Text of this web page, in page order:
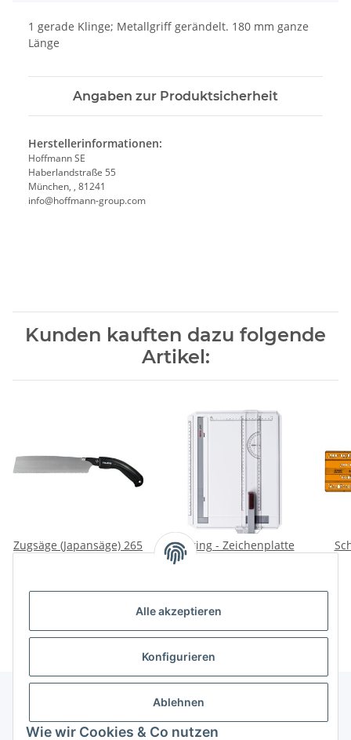
Alle akzeptieren
Konfigurieren
Ablehnen
Wie wir Cookies & Co nutzen
1 gerade Klinge; Metallgriff gerändelt. 180 mm ganze
Länge
Angaben zur Produktsicherheit
Herstellerinformationen:
Hoffmann SE
Haberlandstraße 55
München, , 81241
info@hoffmann-group.com
Kunden kauften dazu folgende
Artikel:
Zugsäge (Japansäge) 265
Rotring - Zeichenplatte
Informationen